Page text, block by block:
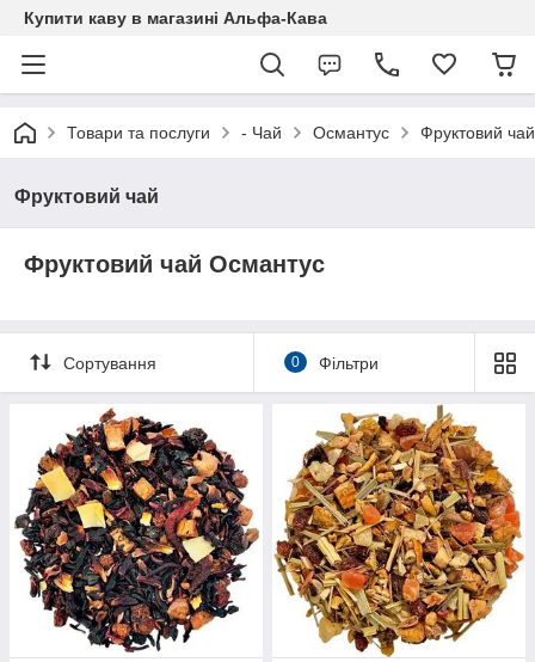
Купити каву в магазині Альфа-Кава
Товари та послуги - Чай Османтус Фруктовий чай
Фруктовий чай
Фруктовий чай Османтус
Сортування 0 Фільтри